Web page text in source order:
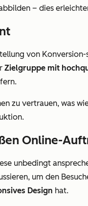
– dies
von
Zielgruppe mit
zu vertrauen, was
Online-
unbedingt
um den
Design hat.